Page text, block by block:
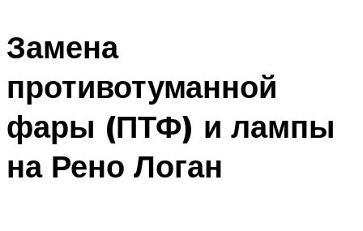
Замена
противотуманной
фары (ПТФ) и лампы
на Рено Логан